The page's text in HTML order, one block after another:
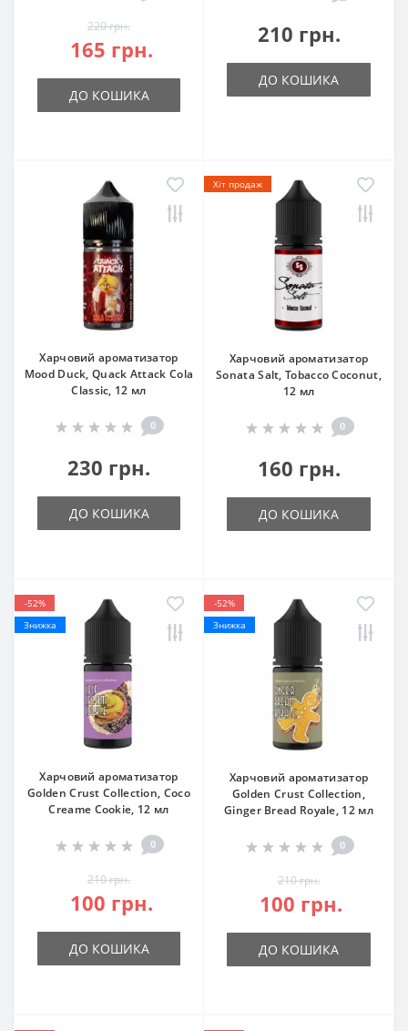
220 грн.
165 грн.
ДО КОШИКА
210 грн.
ДО КОШИКА
Харчовий ароматизатор
Mood Duck, Quack Attack Cola
Classic, 12 мл
0
230 грн.
ДО КОШИКА
Хіт продаж
Харчовий ароматизатор
Sonata Salt, Tobacco Coconut,
12 мл
0
160 грн.
ДО КОШИКА
-52%
Знижка
Харчовий ароматизатор
Golden Crust Collection, Coco
Creame Cookie, 12 мл
0
210 грн.
100 грн.
ДО КОШИКА
-52%
Знижка
Харчовий ароматизатор
Golden Crust Collection,
Ginger Bread Royale, 12 мл
0
210 грн.
100 грн.
ДО КОШИКА